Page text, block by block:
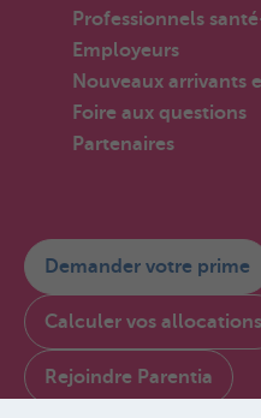
Professionnels
Employeurs
Nouveaux arrivants
Foire aux questions
Partenaires
Demander votre prime
Calculer vos allocations
Rejoindre Parentia